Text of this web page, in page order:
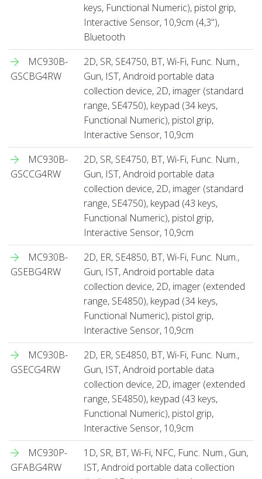
keys, Functional Numeric), pistol grip,
Interactive Sensor, 10,9cm (4,3''),
Bluetooth
MC930B-
GSCBG4RW
2D, SR, SE4750, BT, Wi-Fi, Func. Num.,
Gun, IST, Android portable data
collection device, 2D, imager (standard
range, SE4750), keypad (34 keys,
Functional Numeric), pistol grip,
Interactive Sensor, 10,9cm
MC930B-
GSCCG4RW
2D, SR, SE4750, BT, Wi-Fi, Func. Num.,
Gun, IST, Android portable data
collection device, 2D, imager (standard
range, SE4750), keypad (43 keys,
Functional Numeric), pistol grip,
Interactive Sensor, 10,9cm
MC930B-
GSEBG4RW
2D, ER, SE4850, BT, Wi-Fi, Func. Num.,
Gun, IST, Android portable data
collection device, 2D, imager (extended
range, SE4850), keypad (34 keys,
Functional Numeric), pistol grip,
Interactive Sensor, 10,9cm
MC930B-
GSECG4RW
2D, ER, SE4850, BT, Wi-Fi, Func. Num.,
Gun, IST, Android portable data
collection device, 2D, imager (extended
range, SE4850), keypad (43 keys,
Functional Numeric), pistol grip,
Interactive Sensor, 10,9cm
MC930P-
GFABG4RW
1D, SR, BT, Wi-Fi, NFC, Func. Num., Gun,
IST, Android portable data collection